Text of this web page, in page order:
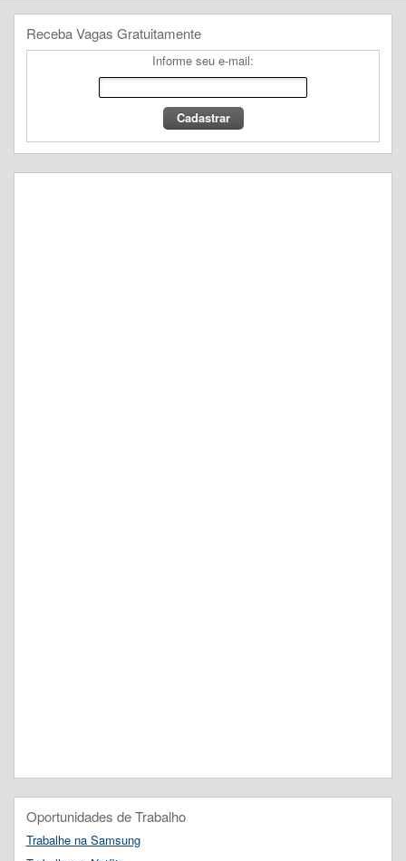
Receba Vagas Gratuitamente
Informe seu e-mail:
Oportunidades de Trabalho
Trabalhe na Samsung